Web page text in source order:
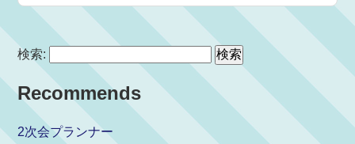
検索:
Recommends
2次会プランナー